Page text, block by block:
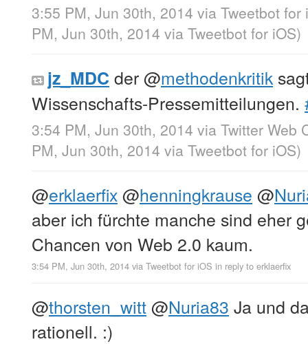
3:55 PM, Jun 30th, 2014 via Tweetbot for
PM, Jun 30th, 2014 via Tweetbot for iΟS)
jz_MDC der@methodenkritik
Wissenschafts-Pressemitteilungen.
3:54 PM, Jun 30th, 2014 via Twitter Web
PM, Jun 30th, 2014 via Tweetbot for iΟS)
@erklaerfix@henningkrause @
aber ich fürchte manche sind eher
Chancen von Web 2.0 kaum.
3:54 PM, Jun 30th, 2014 via Tweetbot for iΟS in reply to erklaerfix
@thorsten_witt@Nuria83 Ja und
rationell. :)